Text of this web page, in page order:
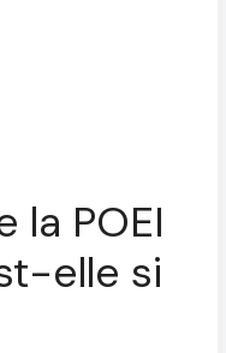
la POEI
elle si